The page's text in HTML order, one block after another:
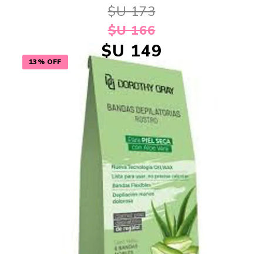
13% OFF
$U 173
$U 166
$U 149